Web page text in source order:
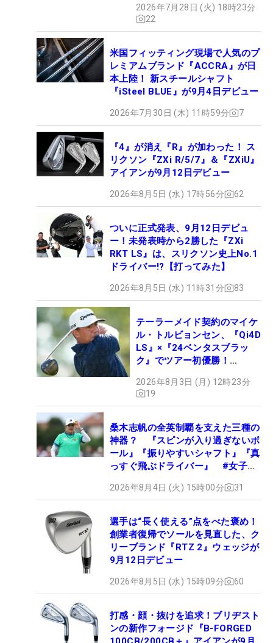
2026年7月28日 (火) 18時23分
22
米国フィッティング現場で人気のプ
レミアムブランド『ACCRA』が日
本上陸！ 新スチールシャフト
『iSteel BLUE』が9月4日デビュー
2026年7月30日 (木) 11時59分 7
『4』が消え『R』が加わった！ ス
リクソン『ZXi R/5/7』＆『ZXiU』
アイアンが9月12日デビュー
2026年8月5日 (水) 17時56分 62
ついに正式発表、9月12日デビュ
ー！未発表時から2勝した『ZXi
RKT LS』は、スリクソン史上No.1
ドライバー!?【打ってみた】
2026年8月5日 (水) 11時31分 83
テーラーメイド契約のマイケ
ル・トルビョンセン、『Qi4D
LS』×『24ベンタスブラッ
ク』でツアー初優勝！
2026年8月3日 (月) 12時23分
19
桑木志帆の全英制覇を支えた三種の
神器？ 『スピンが入り過ぎないボ
ール』『振りやすいシャフト』『真
っすぐ飛ぶドライバー』 #女子プ
2026年8月4日 (火) 15時00分 31
選手は“長く使える”点をべた褒め！
創業者復帰でソールを見直した、ク
リーブランド『RTZ 2』ウェッジが
9月12日デビュー
2026年8月5日 (水) 15時09分 60
打感・顔・抜けを追求！ブリヂスト
ンの新作フォージド『B-FORGED